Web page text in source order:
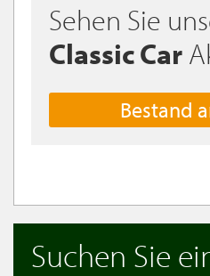
Sehen Sie
Classic Car
Bestand
Suchen Sie